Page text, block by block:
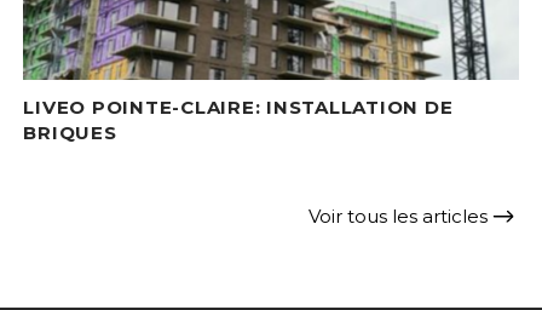
LIVEO POINTE-CLAIRE: INSTALLATION DE
BRIQUES
Voir tous les articles